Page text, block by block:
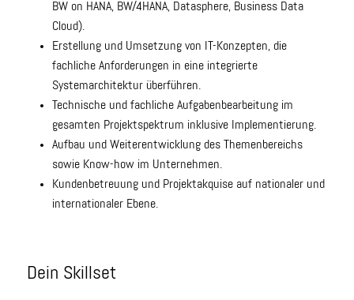
BW on HANA, BW/4HANA, Datasphere, Business Data
Cloud).
Erstellung und Umsetzung von IT-Konzepten, die
fachliche Anforderungen in eine integrierte
Systemarchitektur überführen.
Technische und fachliche Aufgabenbearbeitung im
gesamten Projektspektrum inklusive Implementierung.
Aufbau und Weiterentwicklung des Themenbereichs
sowie Know-how im Unternehmen.
Kundenbetreuung und Projektakquise auf nationaler und
internationaler Ebene.
Dein Skillset